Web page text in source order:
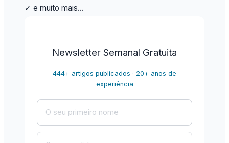
✓ e muito mais…
Newsletter Semanal Gratuita
444+ artigos publicados · 20+ anos de
experiência